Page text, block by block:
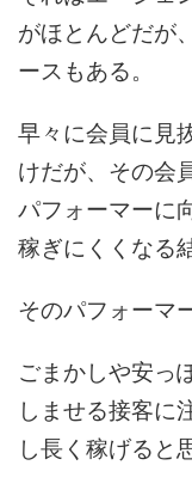
がほとんどだが
ースもある。
早々に会員に見
けだが、その会
パフォーマーに
稼ぎにくくなる
そのパフォーマ
ごまかしや安っ
しませる接客に
し長く稼げると